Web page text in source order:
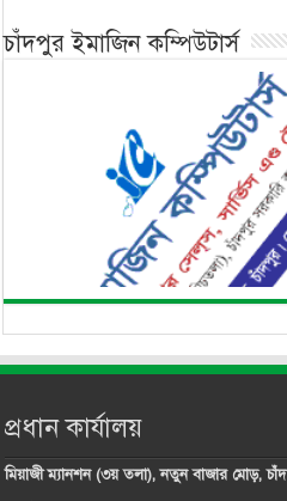
চাঁদপুর ইমাজিন কম্পিউটার্স
প্রধান কার্যালয়
মিয়াজী ম্যানশন (৩য় তলা), নতুন বাজার মোড়,